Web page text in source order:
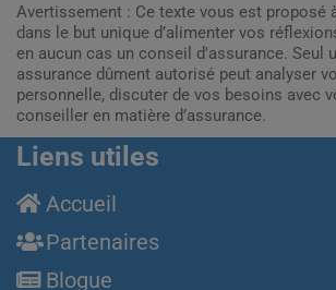
Avertissement : Ce texte vous est
dans le but unique d’alimenter vos
en aucun cas un conseil d'assurance. Seul
assurance dûment autorisé peut analyser
personnelle, discuter de vos besoins avec
conseiller en matière d’assurance.
Liens utiles
Accueil
Partenaires
Blogue